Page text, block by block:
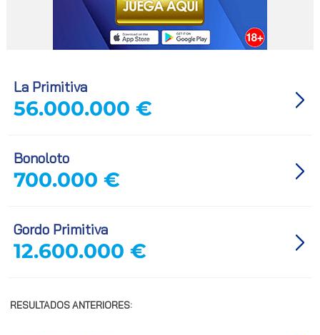
La Primitiva
56.000.000 €
Bonoloto
700.000 €
Gordo Primitiva
12.600.000 €
RESULTADOS ANTERIORES: